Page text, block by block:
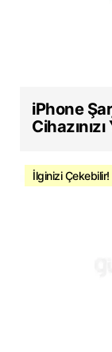
iPhone
İlginizi Çekebilir!